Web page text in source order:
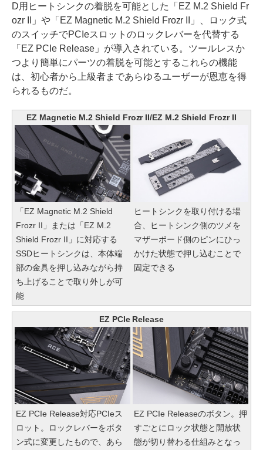
D用ヒートシンクの着脱を可能とした「EZ M.2 Shield Fr
ozr II」や「EZ Magnetic M.2 Shield Frozr II」、ロック式
のスイッチでPCIeスロットのロックレバーを代替する
「EZ PCIe Release」が導入されている。ツールレスか
つより簡単にパーツの着脱を可能とするこれらの機能
は、初心者から上級者まであらゆるユーザーが恩恵を得
られるものだ。
EZ Magnetic M.2 Shield Frozr II/EZ M.2 Shield Frozr II
「EZ Magnetic M.2 Shield
Frozr II」または「EZ M.2
Shield Frozr II」に対応する
SSDヒートシンクは、本体端
部の金具を押し込みながら持
ち上げることで取り外しが可
能
ヒートシンクを取り付ける場
合、ヒートシンク側のツメを
マザーボード側のピンにひっ
かけた状態で押し込むことで
固定できる
EZ PCIe Release
EZ PCIe Release対応PCIeス
ロット。ロックレバーをボタ
ン式に変更したもので、あら
EZ PCIe Releaseのボタン。押
すごとにロック状態と開放状
態が切り替わる仕組みとなっ